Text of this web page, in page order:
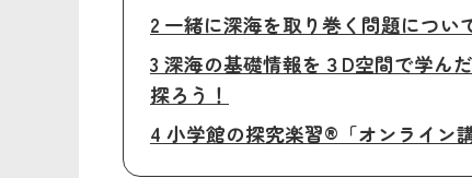
2 一緒に深海を取り巻く問題につい
3 深海の基礎情報を３D空間で学ん
探ろう！
4 小学館の探究楽習®「オンライン